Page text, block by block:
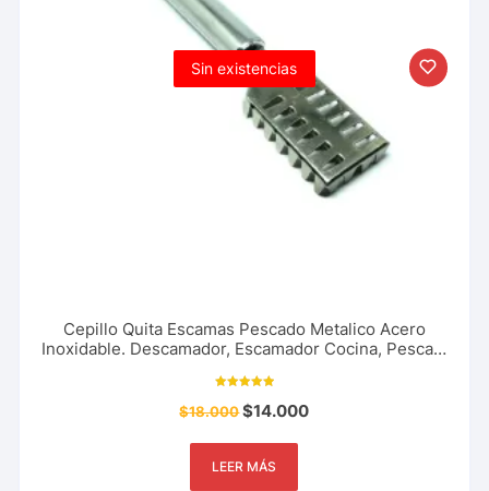
Sin existencias
Cepillo Quita Escamas Pescado Metalico Acero
Inoxidable. Descamador, Escamador Cocina, Pesca y
5.00
de 5
$18.000$14.000
LEER MÁS